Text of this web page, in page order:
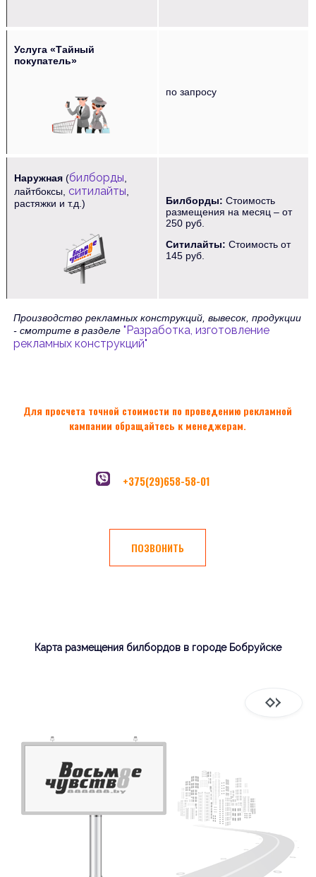
Услуга «Тайный
покупатель»
по запросу
Наружная(билборды
лайтбоксы, ситилайты
растяжки и т.д.)
Билборды: Стоимость
размещения на месяц – от
250 руб.
Ситилайты: Стоимость от
145 руб.
Производство рекламных конструкций, вывесок, продукции
- смотрите в разделе "Разработка, изготовление
рекламных конструкций"
Для просчета точной стоимости по проведению рекламной
кампании обращайтесь к менеджерам.
+375(29)658-58-01
ПОЗВОНИТЬ
Карта размещения билбордов в городе Бобруйске